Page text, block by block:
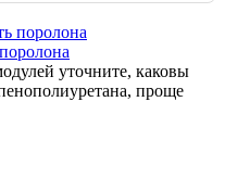
уточните, каковы
проще